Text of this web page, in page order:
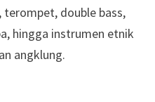
terompet, double bass,
hingga instrumen etnik
angklung.